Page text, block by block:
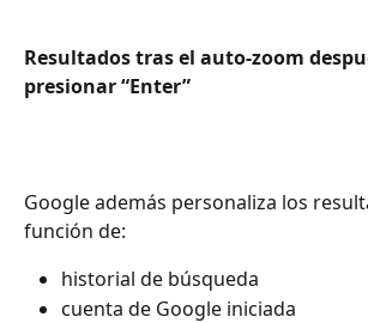
Resultados tras el auto-zoom
presionar “Enter”
Google además personaliza los
función de:
historial de búsqueda
cuenta de Google iniciada